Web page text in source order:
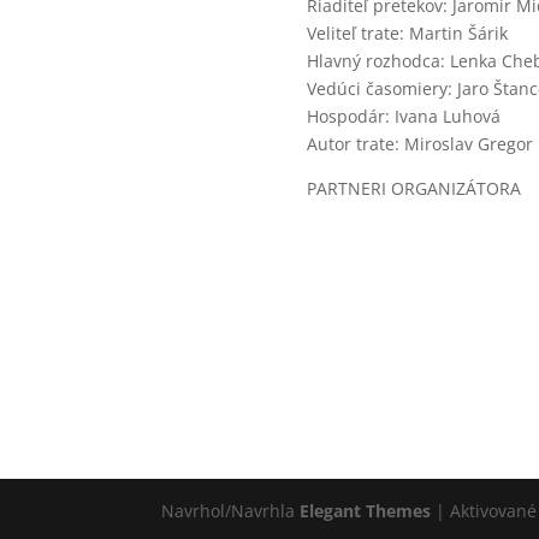
Riaditeľ pretekov: Jaromír
Veliteľ trate: Martin Šárik
Hlavný rozhodca: Lenka
Vedúci časomiery: Jaro
Hospodár: Ivana Luhová
Autor trate: Miroslav Gregor
PARTNERI ORGANIZÁTORA
Navrhol/Navrhla Elegant Themes |